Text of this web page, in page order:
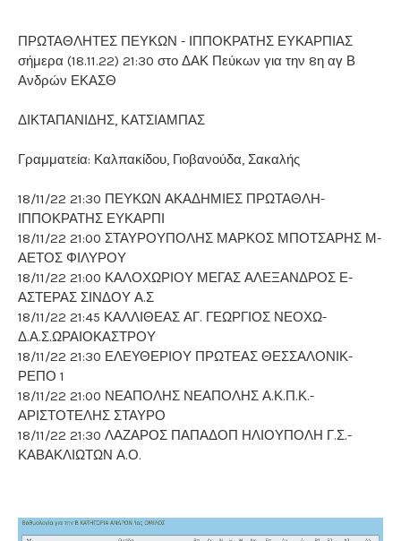
ΠΡΩΤΑΘΛΗΤΕΣ ΠΕΥΚΩΝ - ΙΠΠΟΚΡΑΤΗΣ ΕΥΚΑΡΠΙΑΣ
σήμερα (18.11.22) 21:30 στο ΔΑΚ Πεύκων για την 8η αγ Β
Ανδρών ΕΚΑΣΘ
ΔΙΚΤΑΠΑΝΙΔΗΣ, ΚΑΤΣΙΑΜΠΑΣ
Γραμματεία: Καλπακίδου, Γιοβανούδα, Σακαλής
18/11/22 21:30 ΠΕΥΚΩΝ ΑΚΑΔΗΜΙΕΣ ΠΡΩΤΑΘΛΗ-
ΙΠΠΟΚΡΑΤΗΣ ΕΥΚΑΡΠΙ
18/11/22 21:00 ΣΤΑΥΡΟΥΠΟΛΗΣ ΜΑΡΚΟΣ ΜΠΟΤΣΑΡΗΣ Μ-
ΑΕΤΟΣ ΦΙΛΥΡΟΥ
18/11/22 21:00 ΚΑΛΟΧΩΡΙΟΥ ΜΕΓΑΣ ΑΛΕΞΑΝΔΡΟΣ Ε-
ΑΣΤΕΡΑΣ ΣΙΝΔΟΥ Α.Σ
18/11/22 21:45 ΚΑΛΛΙΘΕΑΣ ΑΓ. ΓΕΩΡΓΙΟΣ ΝΕΟΧΩ-
Δ.Α.Σ.ΩΡΑΙΟΚΑΣΤΡΟΥ
18/11/22 21:30 ΕΛΕΥΘΕΡΙΟΥ ΠΡΩΤΕΑΣ ΘΕΣΣΑΛΟΝΙΚ-
ΡΕΠΟ 1
18/11/22 21:00 ΝΕΑΠΟΛΗΣ ΝΕΑΠΟΛΗΣ Α.Κ.Π.Κ.-
ΑΡΙΣΤΟΤΕΛΗΣ ΣΤΑΥΡΟ
18/11/22 21:30 ΛΑΖΑΡΟΣ ΠΑΠΑΔΟΠ ΗΛΙΟΥΠΟΛΗ Γ.Σ.-
ΚΑΒΑΚΛΙΩΤΩΝ Α.Ο.